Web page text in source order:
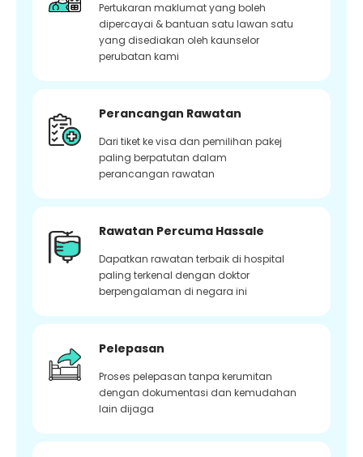
Pertukaran maklumat yang boleh
dipercayai & bantuan satu lawan satu
yang disediakan oleh kaunselor
perubatan kami
Perancangan Rawatan
Dari tiket ke visa dan pemilihan pakej
paling berpatutan dalam
perancangan rawatan
Rawatan Percuma Hassale
Dapatkan rawatan terbaik di hospital
paling terkenal dengan doktor
berpengalaman di negara ini
Pelepasan
Proses pelepasan tanpa kerumitan
dengan dokumentasi dan kemudahan
lain dijaga